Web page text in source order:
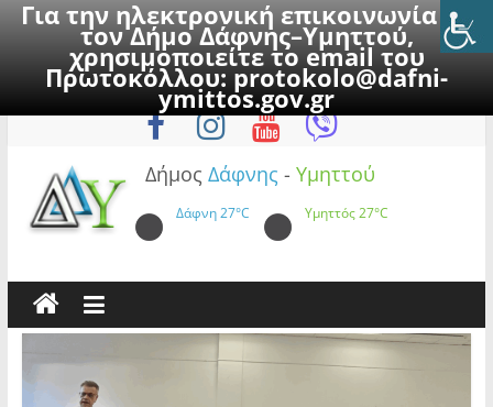
Για την ηλεκτρονική επικοινωνία με
τον Δήμο Δάφνης–Υμηττού,
χρησιμοποιείτε το email του
Πρωτοκόλλου:protokolo@dafni-
ymittos.gov.gr
to
Παρασκευή, 7 Αυγούστου 2026
Δήμος Δάφνης - Υμηττού
Δάφνη27°C Υμηττός27°C